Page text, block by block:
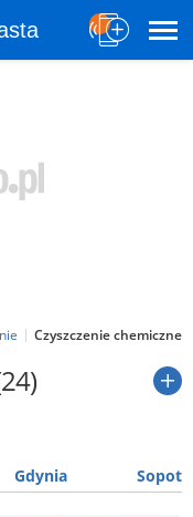
Czyszczenie chemiczne
Gdynia Sopot